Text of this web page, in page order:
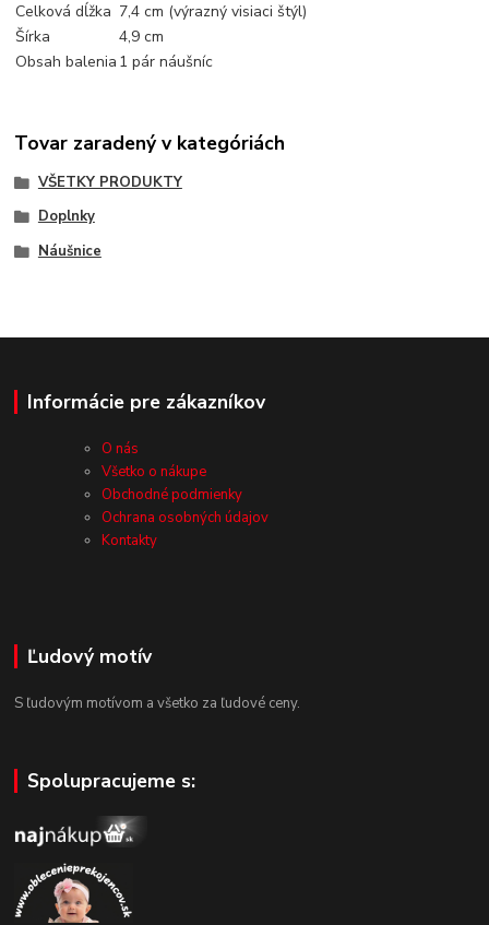
Celková dĺžka 7,4 cm (výrazný visiaci štýl)
Šírka
4,9 cm
Obsah balenia 1 pár náušníc
Tovar zaradený v kategóriách
VŠETKY PRODUKTY
Doplnky
Náušnice
Informácie pre zákazníkov
O nás
Všetko o nákupe
Obchodné podmienky
Ochrana osobných údajov
Kontakty
Ľudový motív
S ľudovým motívom a všetko za ľudové ceny.
Spolupracujeme s: